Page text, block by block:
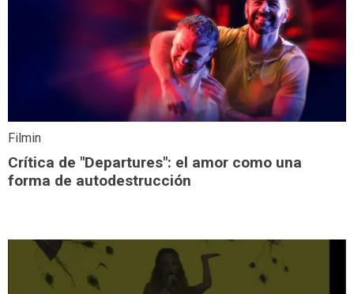
Filmin
Crítica de "Departures": el amor como una
forma de autodestrucción